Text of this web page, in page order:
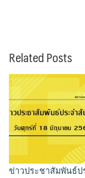
Related Posts
ข่าวประชาสัมพันธ์ป